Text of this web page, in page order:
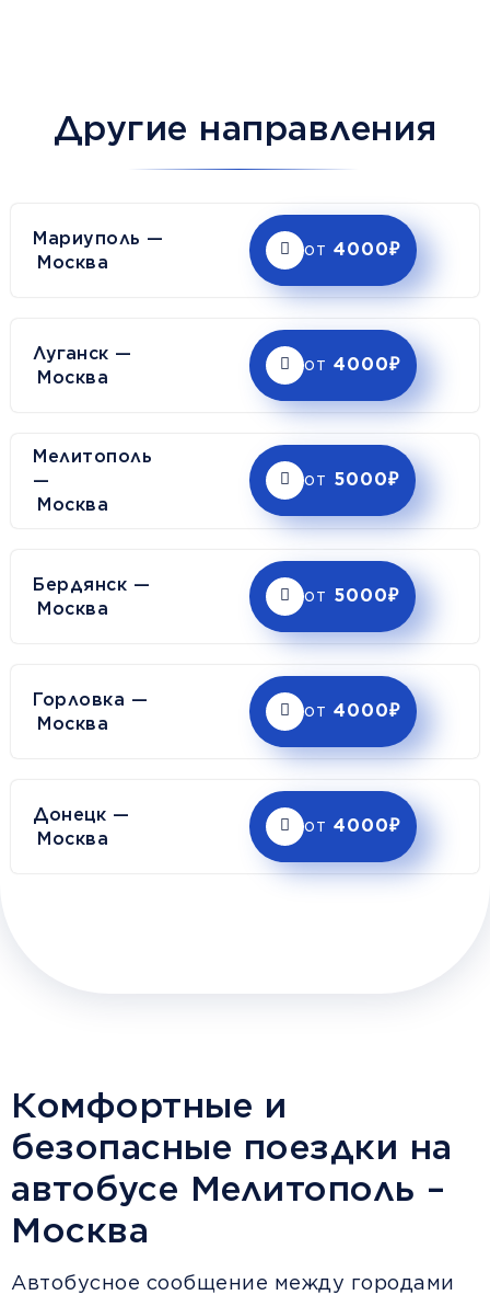
Другие направления
Мариуполь —
Москва
от 4000₽
Луганск —
Москва
от 4000₽
Мелитополь
—
Москва
от 5000₽
Бердянск —
Москва
от 5000₽
Горловка —
Москва
от 4000₽
Донецк —
Москва
от 4000₽
Комфортные и
безопасные поездки на
автобусе Мелитополь –
Москва
Автобусное сообщение между городами